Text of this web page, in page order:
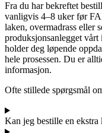
Fra du har bekreftet
vanligvis 4–8 uker før
laken, overmadrass eller
produksjonsanlegget
holder deg løpende
hele prosessen. Du er
informasjon.
Ofte stillede spørgsmål
Kan jeg bestille en ekstra